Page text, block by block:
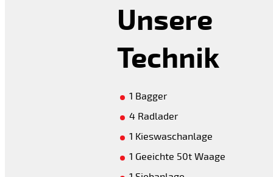
Unsere
Technik
1 Bagger
4 Radlader
1 Kieswaschanlage
1 Geeichte 50t Waage